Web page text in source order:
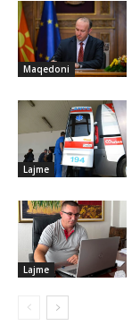
Maqedoni
Lajme
Lajme